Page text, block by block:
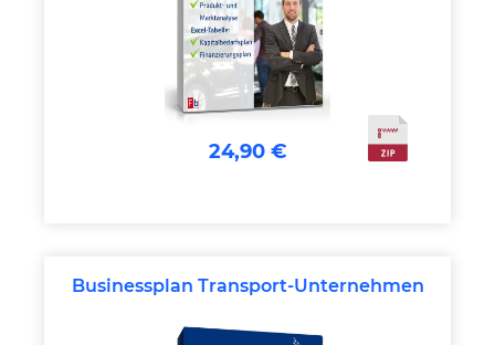
24,90 €
Businessplan Transport-Unternehmen